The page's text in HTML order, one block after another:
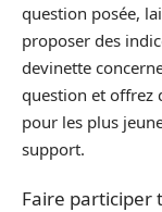
question posée,
proposer des
devinette
question et offrez
pour les plus
support.
Faire participer